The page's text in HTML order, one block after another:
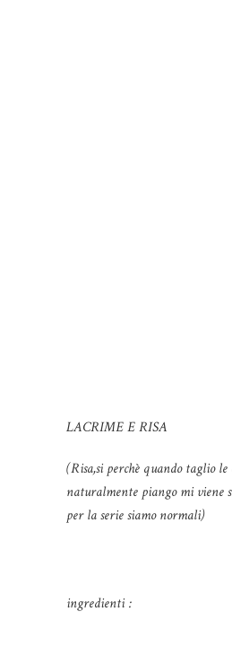
LACRIME E RISA
(Risa,si perchè quando taglio le
naturalmente piango mi viene
per la serie siamo normali)
ingredienti :